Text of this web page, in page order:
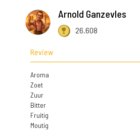
Arnold Ganzevles
26.608
Review
Aroma
Zoet
Zuur
Bitter
Fruitig
Moutig